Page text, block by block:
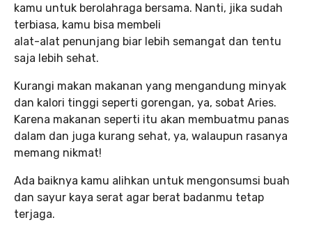
kamu untuk berolahraga bersama. Nanti, jika sudah
terbiasa, kamu bisa membeli
alat-alat penunjang biar lebih semangat dan tentu
saja lebih sehat.
Kurangi makan makanan yang mengandung minyak
dan kalori tinggi seperti gorengan, ya, sobat Aries.
Karena makanan seperti itu akan membuatmu panas
dalam dan juga kurang sehat, ya, walaupun rasanya
memang nikmat!
Ada baiknya kamu alihkan untuk mengonsumsi buah
dan sayur kaya serat agar berat badanmu tetap
terjaga.